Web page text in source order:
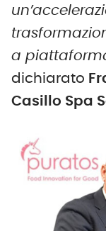
a
dichiarato
Casillo Spa